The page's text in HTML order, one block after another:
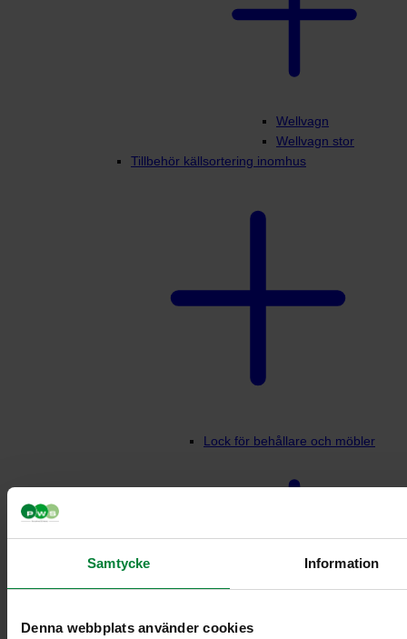
Samtycke Information
Denna webbplats använder cookies
Wellvagn
Wellvagn stor
Tillbehör källsortering inomhus
Lock för behållare och möbler